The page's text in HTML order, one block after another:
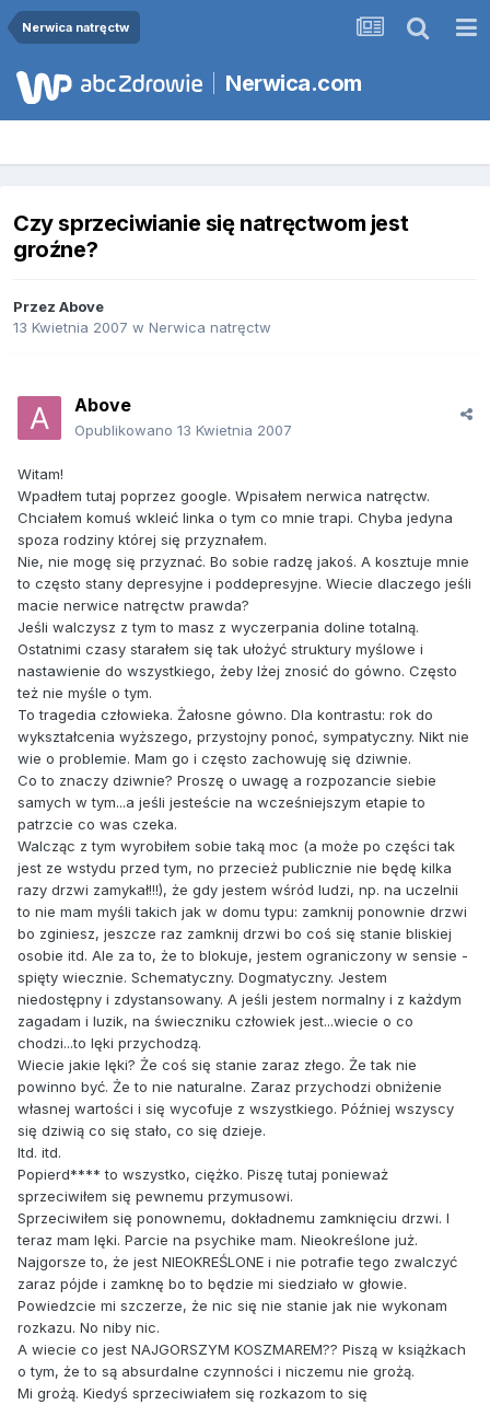
Nerwica natręctw
Nerwica.com
Czy sprzeciwianie się natręctwom jest
groźne?
Przez Above
13 Kwietnia 2007 w Nerwica natręctw
Above
Opublikowano 13 Kwietnia 2007
Witam!
Wpadłem tutaj poprzez google. Wpisałem nerwica natręctw.
Chciałem komuś wkleić linka o tym co mnie trapi. Chyba jedyna
spoza rodziny której się przyznałem.
Nie, nie mogę się przyznać. Bo sobie radzę jakoś. A kosztuje mnie
to często stany depresyjne i poddepresyjne. Wiecie dlaczego jeśli
macie nerwice natręctw prawda?
Jeśli walczysz z tym to masz z wyczerpania doline totalną.
Ostatnimi czasy starałem się tak ułożyć struktury myślowe i
nastawienie do wszystkiego, żeby lżej znosić do gówno. Często
też nie myśle o tym.
To tragedia człowieka. Żałosne gówno. Dla kontrastu: rok do
wykształcenia wyższego, przystojny ponoć, sympatyczny. Nikt nie
wie o problemie. Mam go i często zachowuję się dziwnie.
Co to znaczy dziwnie? Proszę o uwagę a rozpozancie siebie
samych w tym...a jeśli jesteście na wcześniejszym etapie to
patrzcie co was czeka.
Walcząc z tym wyrobiłem sobie taką moc (a może po części tak
jest ze wstydu przed tym, no przecież publicznie nie będę kilka
razy drzwi zamykał!!!), że gdy jestem wśród ludzi, np. na uczelnii
to nie mam myśli takich jak w domu typu: zamknij ponownie drzwi
bo zginiesz, jeszcze raz zamknij drzwi bo coś się stanie bliskiej
osobie itd. Ale za to, że to blokuje, jestem ograniczony w sensie -
spięty wiecznie. Schematyczny. Dogmatyczny. Jestem
niedostępny i zdystansowany. A jeśli jestem normalny i z każdym
zagadam i luzik, na świeczniku człowiek jest...wiecie o co
chodzi...to lęki przychodzą.
Wiecie jakie lęki? Że coś się stanie zaraz złego. Że tak nie
powinno być. Że to nie naturalne. Zaraz przychodzi obniżenie
własnej wartości i się wycofuje z wszystkiego. Później wszyscy
się dziwią co się stało, co się dzieje.
Itd. itd.
Popierd**** to wszystko, ciężko. Piszę tutaj ponieważ
sprzeciwiłem się pewnemu przymusowi.
Sprzeciwiłem się ponownemu, dokładnemu zamknięciu drzwi. I
teraz mam lęki. Parcie na psychike mam. Nieokreślone już.
Najgorsze to, że jest NIEOKREŚLONE i nie potrafie tego zwalczyć
zaraz pójde i zamknę bo to będzie mi siedziało w głowie.
Powiedzcie mi szczerze, że nic się nie stanie jak nie wykonam
rozkazu. No niby nic.
A wiecie co jest NAJGORSZYM KOSZMAREM?? Piszą w książkach
o tym, że to są absurdalne czynności i niczemu nie grożą.
Mi grożą. Kiedyś sprzeciwiałem się rozkazom to się